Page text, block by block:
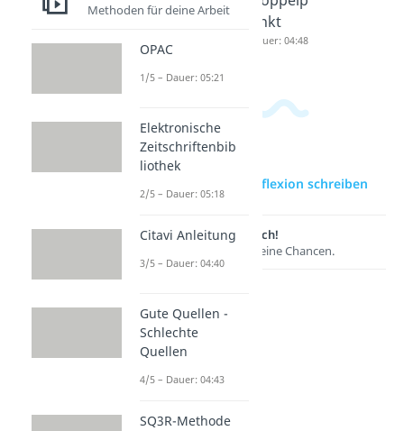
unkt
Dauer: 04:48
zur Videoseite: Reflexion schreiben
Lernen lohnt sich!
Entdecke hier deine Chancen.
Methoden für deine Arbeit
OPAC
1/5 – Dauer: 05:21
Elektronische
Zeitschriftenbib
liothek
2/5 – Dauer: 05:18
Citavi Anleitung
3/5 – Dauer: 04:40
Gute Quellen -
Schlechte
Quellen
4/5 – Dauer: 04:43
SQ3R-Methode